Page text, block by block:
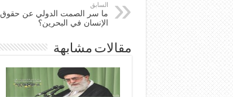
السابق
ما سر الصمت الدولي عن حقوق
الإنسان في البحرين؟
مقالات مشابهة